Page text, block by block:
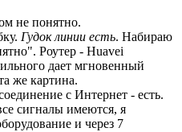
не понятно.
Гудок линии есть. Набираю
Роутер - Huavei
дает мгновенный
же картина.
с Интернет - есть.
сигналы имеются, я
и через 7